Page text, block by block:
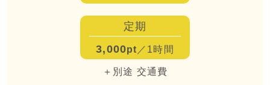
定期
3,000pt ／1時間
＋別途 交通費